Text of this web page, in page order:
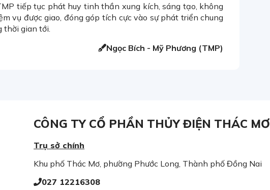
tiếp tục phát huy tinh thần xung kích, sáng tạo, không
vụ được giao, đóng góp tích cực vào sự phát triển chung
thời gian tới.
Ngọc Bích - Mỹ Phương (TMP)
CÔNG TY CỔ PHẦN THỦY ĐIỆN THÁC MƠ
Trụ sở chính
Khu phố Thác Mơ, phường Phước Long, Thành phố Đồng Nai
027 12216308